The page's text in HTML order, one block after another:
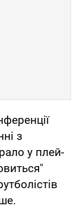
з
у плей-